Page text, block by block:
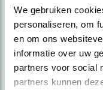
We gebruiken
personaliseren, om
en om ons
informatie over uw
partners voor social
partners kunnen